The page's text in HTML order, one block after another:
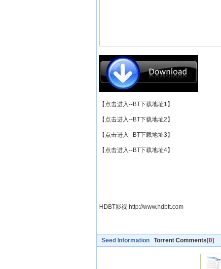
【点击进入--BT下载地址1】
【点击进入--BT下载地址2】
【点击进入--BT下载地址3】
【点击进入--BT下载地址4】
HDBT影视 http://www.hdbtt.com
Seed Information Torrent Comments [0]